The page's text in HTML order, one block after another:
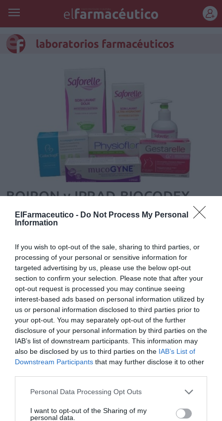
ElFarmaceutico - Do Not Process My Personal
Information
If you wish to opt-out of the sale, sharing to third parties, or
processing of your personal or sensitive information for
targeted advertising by us, please use the below opt-out
section to confirm your selection. Please note that after your
opt-out request is processed you may continue seeing
interest-based ads based on personal information utilized by
us or personal information disclosed to third parties prior to
your opt-out. You may separately opt-out of the further
disclosure of your personal information by third parties on the
IAB’s list of downstream participants. This information may
also be disclosed by us to third parties on the IAB’s List of
Downstream Participants that may further disclose it to other
Personal Data Processing Opt Outs
I want to opt-out of the Sharing of my
personal data.
laboratorios farmacéuticos
BOIRON y IPRAD-BIOCODEX
firman un acuerdo para la
comercialización en España de
los productos especializados en
salud de la mujer
Noticias y novedades Redacción
17/03/2021
La CEO del laboratorio BOIRON España, Valérie Lorentz Poinsot, y el
CEO de Laboratorios IPRAD-BIOCODEX, Nicolas Coudurier, han
firmado un acuerdo estratégico para la comercialización en España de
los productos especializados en ginecología y salud de la mujer.
¿Se recibe y lee la ficha técnica?
Salud Virginia Castelo Valdes
17/04/2012
La ficha técnica, o resumen de las características del producto, es el
Medicamentos y Productos Sanitarios (AEMPS) o la Agencia Europea
del Medicamento (EMEA). Resume las características del producto y
sanitarios.